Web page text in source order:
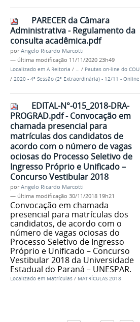
PARECER da Câmara
Administrativa - Regulamento da
consulta acadêmica.pdf
porAngelo Ricardo Marcotti
— última modificação 11/11/2020 23h49
Localizado em A Reitoria / / Pautas on-line do COU
/ 2020 - 4ª Sessão (2ª Extraordinária) - 12/11 - Online
EDITAL-N°-015_2018-DRA-
PROGRAD.pdf - Convocação em
chamada presencial para
matrículas dos candidatos de
acordo com o número de vagas
ociosas do Processo Seletivo de
Ingresso Próprio e Unificado –
Concurso Vestibular 2018
porAngelo Ricardo Marcotti
— última modificação 30/11/2018 19h21
Convocação em chamada
presencial para matrículas dos
candidatos, de acordo com o
número de vagas ociosas do
Processo Seletivo de Ingresso
Próprio e Unificado – Concurso
Vestibular 2018 da Universidade
Estadual do Paraná – UNESPAR.
Localizado em Matrículas / MATRÍCULAS 2018